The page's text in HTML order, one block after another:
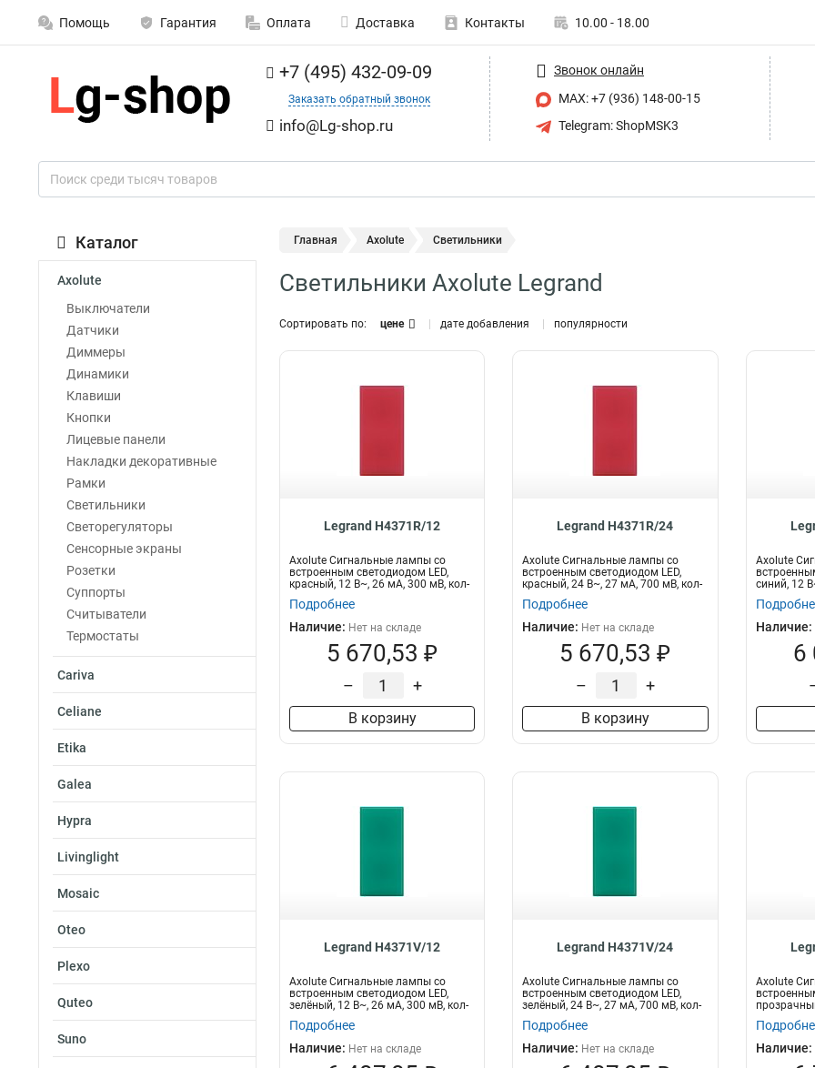
Помощь Гарантия Оплата Доставка Контакты 10.00 - 18.00
+7 (495) 432-09-09
Заказать обратный звонок
info@Lg-shop.ru
Звонок онлайн
MAX: +7 (936) 148-00-15
Telegram: ShopMSK3
Каталог
Axolute
Выключатели
Датчики
Диммеры
Динамики
Клавиши
Кнопки
Лицевые панели
Накладки декоративные
Рамки
Светильники
Светорегуляторы
Сенсорные экраны
Розетки
Суппорты
Считыватели
Термостаты
Cariva
Celiane
Etika
Galea
Hypra
Livinglight
Mosaic
Oteo
Plexo
Quteo
Suno
Главная Axolute Светильники
Светильники Axolute Legrand
Сортировать по: цене дате добавления популярности
Legrand H4371R/12
Axolute Сигнальные лампы со
встроенным светодиодом LED,
красный, 12 В~, 26 мА, 300 мВ, кол-
Подробнее
Наличие: Нет на складе
5 670,53 ₽
– +
В корзину
Legrand H4371R/24
Axolute Сигнальные лампы со
встроенным светодиодом LED,
красный, 24 В~, 27 мА, 700 мВ, кол-
Подробнее
Наличие: Нет на складе
5 670,53 ₽
– +
В корзину
Axolute
синий, 12
Наличие:
6
Legrand H4371V/12
Axolute Сигнальные лампы со
встроенным светодиодом LED,
зелёный, 12 В~, 26 мА, 300 мВ, кол-
Подробнее
Наличие: Нет на складе
Legrand H4371V/24
Axolute Сигнальные лампы со
встроенным светодиодом LED,
зелёный, 24 В~, 27 мА, 700 мВ, кол-
Подробнее
Наличие: Нет на складе
Axolute
Наличие: